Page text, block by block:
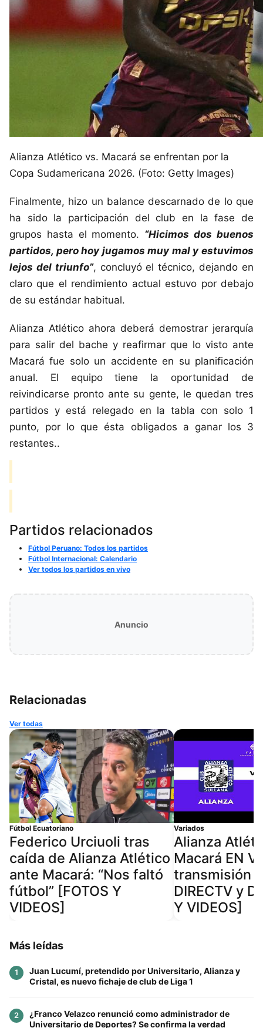
Alianza Atlético vs. Macará se enfrentan por la
Copa Sudamericana 2026. (Foto: Getty Images)
Finalmente, hizo un balance descarnado de lo que
ha sido la participación del club en la fase de
grupos hasta el momento. “Hicimos dos buenos
partidos, pero hoy jugamos muy mal y estuvimos
lejos del triunfo”, concluyó el técnico, dejando en
claro que el rendimiento actual estuvo por debajo
de su estándar habitual.
Alianza Atlético ahora deberá demostrar jerarquía
para salir del bache y reafirmar que lo visto ante
Macará fue solo un accidente en su planificación
anual. El equipo tiene la oportunidad de
reivindicarse pronto ante su gente, le quedan tres
partidos y está relegado en la tabla con solo 1
punto, por lo que ésta obligados a ganar los 3
restantes..
Partidos relacionados
Fútbol Peruano: Todos los partidos
Fútbol Internacional: Calendario
Ver todos los partidos en vivo
Anuncio
Relacionadas
Ver todas
Fútbol Ecuatoriano
Federico Urciuoli tras
caída de Alianza Atlético
ante Macará: “Nos faltó
fútbol” [FOTOS Y
VIDEOS]
Variados
Alianza
Macará EN
transmisión
DIRECTV y
Y VIDEOS]
Más leídas
1
Juan Lucumí, pretendido por Universitario, Alianza y
Cristal, es nuevo fichaje de club de Liga 1
2
¿Franco Velazco renunció como administrador de
Universitario de Deportes? Se confirma la verdad